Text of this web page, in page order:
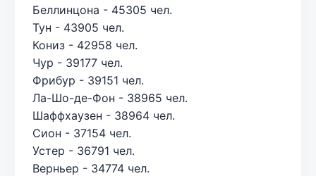
Беллинцона - 45305 чел.
Тун - 43905 чел.
Кониз - 42958 чел.
Чур - 39177 чел.
Фрибур - 39151 чел.
Ла-Шо-де-Фон - 38965 чел.
Шаффхаузен - 38964 чел.
Сион - 37154 чел.
Устер - 36791 чел.
Верньер - 34774 чел.